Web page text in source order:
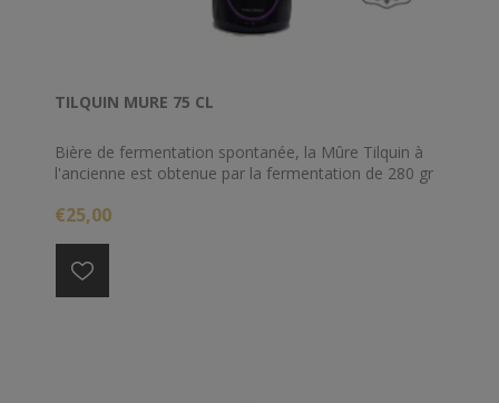
TILQUIN MURE 75 CL
Bière de fermentation spontanée, la Mûre Tilquin à
l'ancienne est obtenue par la fermentation de 280 gr
pasteurisée, elle est refermentée en bouteille.
€25,00